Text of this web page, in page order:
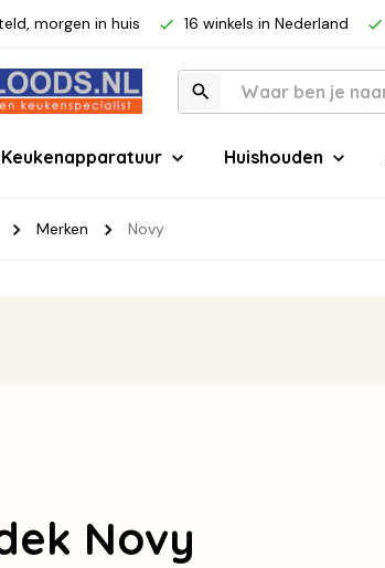
morgen in huis 16 winkels in Nederland
Keukenapparatuur Huishouden
Merken Novy
Novy